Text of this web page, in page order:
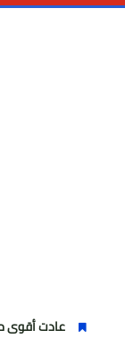
عادت أقوى من السابق"..